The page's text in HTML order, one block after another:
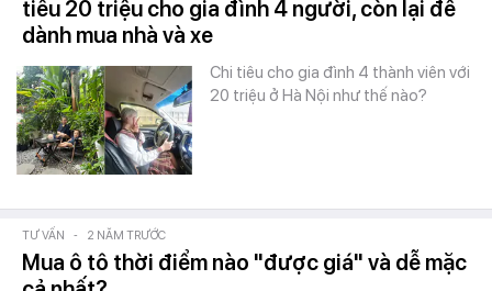
tiêu 20 triệu cho gia đình 4 người, còn lại để
dành mua nhà và xe
Chi tiêu cho gia đình 4 thành viên với
20 triệu ở Hà Nội như thế nào?
TƯ VẤN - 2 NĂM TRƯỚC
Mua ô tô thời điểm nào "được giá" và dễ mặc